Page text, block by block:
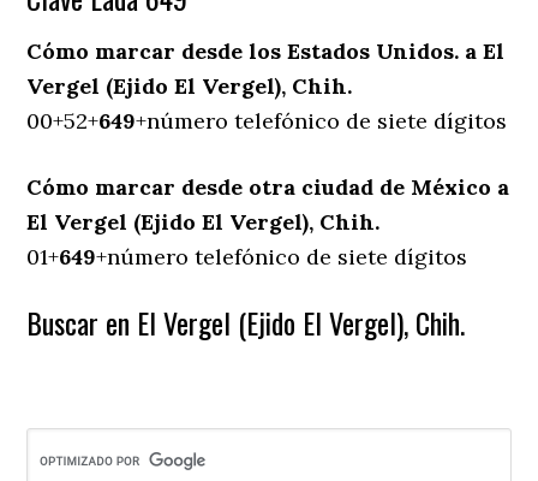
Cómo marcar desde los Estados Unidos. a El
Vergel (Ejido El Vergel), Chih.
00+52+649+número telefónico de siete dígitos
Cómo marcar desde otra ciudad de México a
El Vergel (Ejido El Vergel), Chih.
01+649+número telefónico de siete dígitos
Buscar en El Vergel (Ejido El Vergel), Chih.